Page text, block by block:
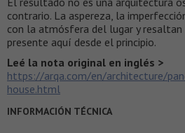
contrario. La aspereza, la
con la atmósfera del lugar y
presente aquí desde el principio.
Leé la nota original en inglés >
https://arqa.com/en/architecture/
house.html
INFORMACIÓN TÉCNICA